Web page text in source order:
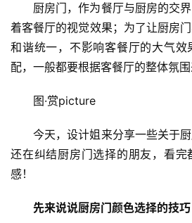
厨房门，作为餐厅与厨房的交
着客餐厅的视觉效果；为了让厨房
和谐统一，不影响客餐厅的大气效
配，一般都要根据客餐厅的整体氛围
图·赏picture
今天，设计姐来分享一些关于
还在纠结厨房门选择的朋友，看完
感！
先来说说厨房门颜色选择的技巧